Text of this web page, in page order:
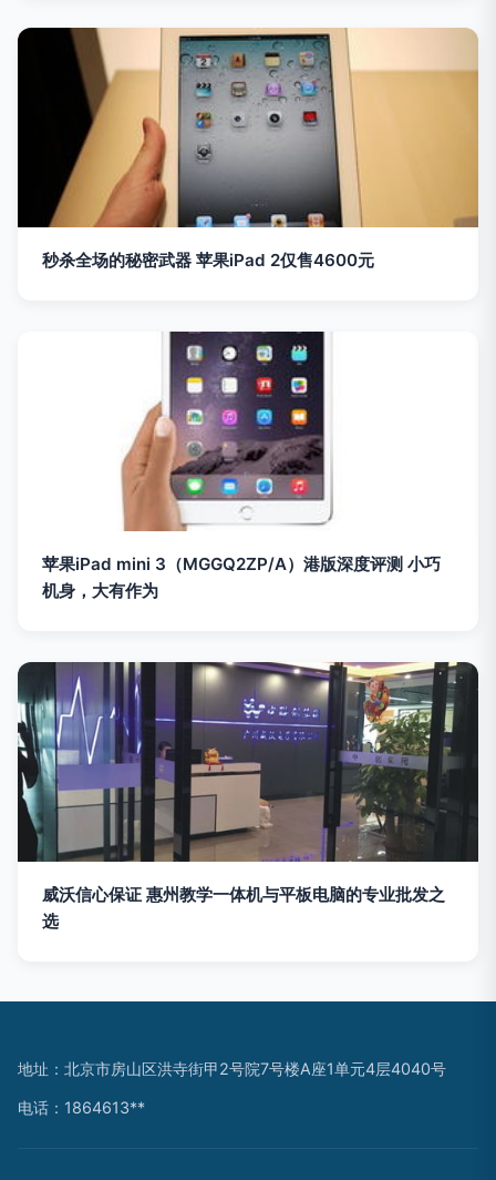
秒杀全场的秘密武器 苹果iPad 2仅售4600元
苹果iPad mini 3（MGGQ2ZP/A）港版深度评测 小巧
机身，大有作为
威沃信心保证 惠州教学一体机与平板电脑的专业批发之
选
地址：北京市房山区洪寺街甲2号院7号楼A座1单元4层4040号
电话：1864613**